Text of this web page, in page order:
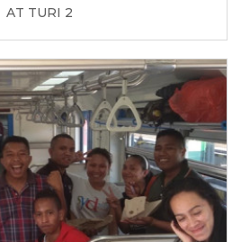
AT TURI 2